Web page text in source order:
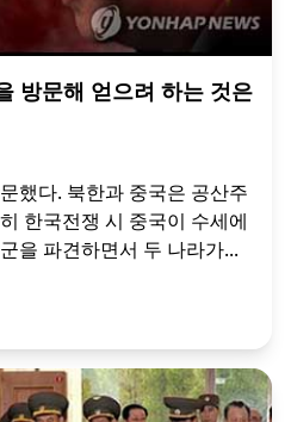
방문해 얻으려 하는 것은
했다. 북한과 중국은 공산주
한국전쟁 시 중국이 수세에
을 파견하면서 두 나라가...